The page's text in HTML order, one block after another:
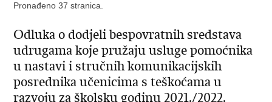
Pronađeno 37 stranica.
Odluka o dodjeli bespovratnih sredstava
udrugama koje pružaju usluge pomoćnika
u nastavi i stručnih komunikacijskih
posrednika učenicima s teškoćama u
razvoju za školsku godinu 2021./2022.